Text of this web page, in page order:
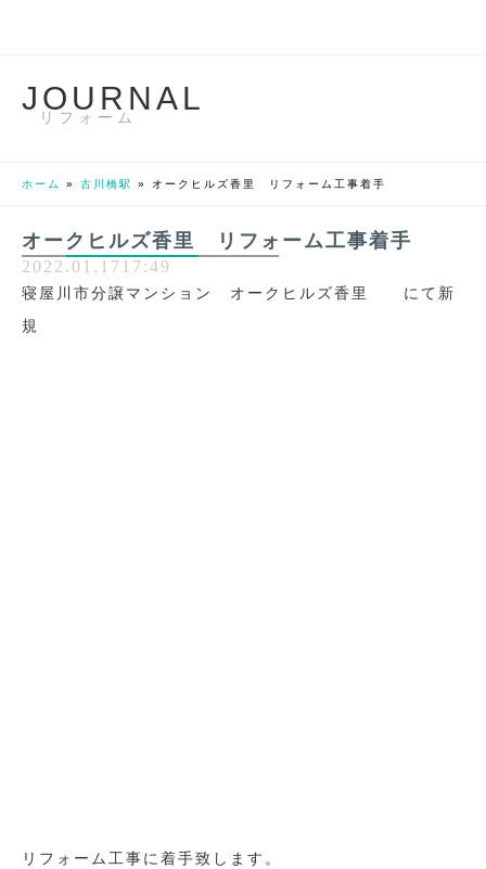
J O U R N A L
リフォーム
ホーム » 古川橋駅 » オークヒルズ香里 リフォーム工事着手
オークヒルズ香里 リフォーム工事着手
2022.01.17 17:49
寝屋川市分譲マンション オークヒルズ香里 にて新
規
リフォーム工事に着手致します。